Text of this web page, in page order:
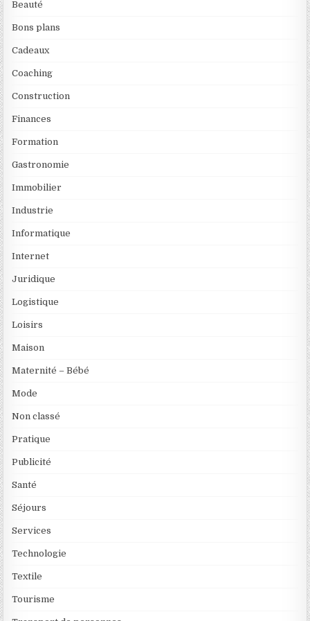
Beauté
Bons plans
Cadeaux
Coaching
Construction
Finances
Formation
Gastronomie
Immobilier
Industrie
Informatique
Internet
Juridique
Logistique
Loisirs
Maison
Maternité – Bébé
Mode
Non classé
Pratique
Publicité
Santé
Séjours
Services
Technologie
Textile
Tourisme